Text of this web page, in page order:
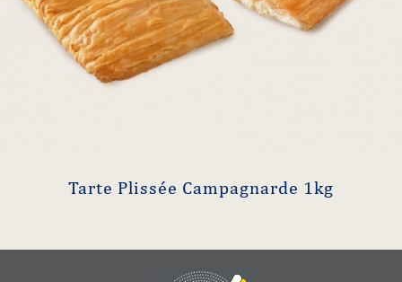
Tarte Plissée Campagnarde 1kg